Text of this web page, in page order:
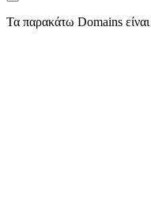
Τα παρακάτω Domains